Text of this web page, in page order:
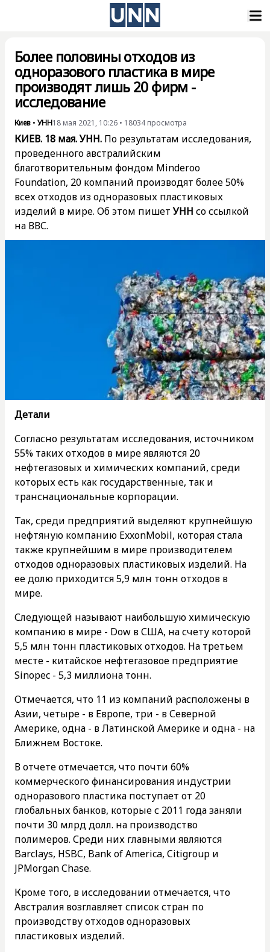
Более половины отходов из
одноразового пластика в мире
производят лишь 20 фирм -
исследование
Киев • УНН18 мая 2021, 10:26 • 18034 просмотра
КИЕВ. 18 мая. УНН. По результатам исследования,
проведенного австралийским
благотворительным фондом Minderoo
Foundation, 20 компаний производят более 50%
всех отходов из одноразовых пластиковых
изделий в мире. Об этом пишетУНН со ссылкой
на ВВС.
Детали
Согласно результатам исследования, источником
55% таких отходов в мире являются 20
нефтегазовых и химических компаний, среди
которых есть как государственные, так и
транснациональные корпорации.
Так, среди предприятий выделяют крупнейшую
нефтяную компанию ExxonMobil, которая стала
также крупнейшим в мире производителем
отходов одноразовых пластиковых изделий. На
ее долю приходится 5,9 млн тонн отходов в
мире.
Следующей называют наибольшую химическую
компанию в мире - Dow в США, на счету которой
5,5 млн тонн пластиковых отходов. На третьем
месте - китайское нефтегазовое предприятие
Sinopec - 5,3 миллиона тонн.
Отмечается, что 11 из компаний расположены в
Азии, четыре - в Европе, три - в Северной
Америке, одна - в Латинской Америке и одна - на
Ближнем Востоке.
В отчете отмечается, что почти 60%
коммерческого финансирования индустрии
одноразового пластика поступает от 20
глобальных банков, которые с 2011 года заняли
почти 30 млрд долл. на производство
полимеров. Среди них главными являются
Barclays, HSBC, Bank of America, Citigroup и
JPMorgan Chase.
Кроме того, в исследовании отмечается, что
Австралия возглавляет список стран по
производству отходов одноразовых
пластиковых изделий.